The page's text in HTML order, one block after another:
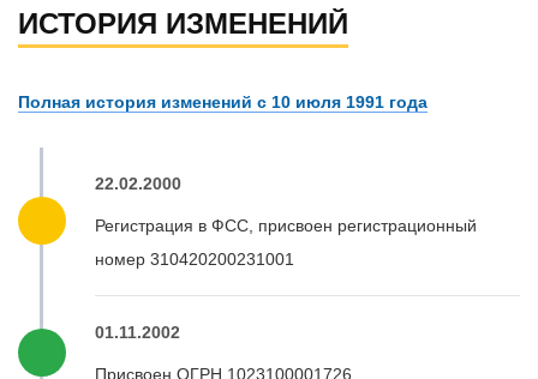
ИСТОРИЯ ИЗМЕНЕНИЙ
Полная история изменений с 10 июля 1991 года
22.02.2000
Регистрация в ФСС, присвоен регистрационный
номер 310420200231001
01.11.2002
Присвоен ОГРН 1023100001726